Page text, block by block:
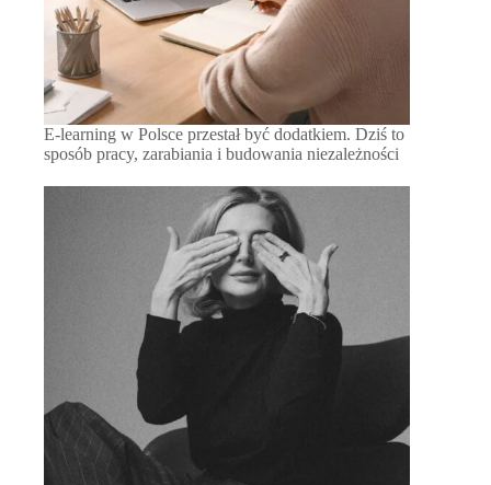
E-learning w Polsce przestał być dodatkiem. Dziś to
sposób pracy, zarabiania i budowania niezależności